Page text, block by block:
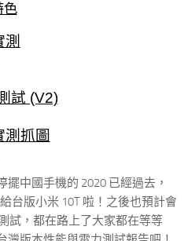
色
試 (V2)
測抓圖
中國手機的 2020 已經過去，
台版小米 10T 啦！之後也預計會
試，都在路上了大家都在等等